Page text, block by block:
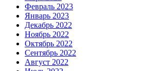
Февраль 2023
Январь 2023
Декабрь 2022
Ноябрь 2022
Октябрь 2022
Сентябрь 2022
Август 2022